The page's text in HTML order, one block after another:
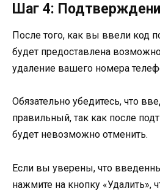
Шаг 4:
После того, как вы ввели код
будет предоставлена
удаление вашего номера
Обязательно убедитесь, что
правильный, так как после
будет невозможно отменить.
Если вы уверены, что
нажмите на кнопку «Удалить»,